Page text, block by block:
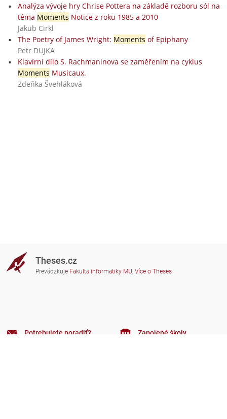
Analýza vývoje hry Chrise Pottera na základě rozboru sól na
téma Moments Notice z roku 1985 a 2010
Jakub Cirkl
The Poetry of James Wright: Moments of Epiphany
Petr DUJKA
Klavírní dílo S. Rachmaninova se zaměřením na cyklus
Moments Musicaux.
Zdeňka Švehláková
Theses.cz
Prevádzkuje Fakulta informatiky MU, Více o Theses
Potrebujete poradiť? Zapojené školy